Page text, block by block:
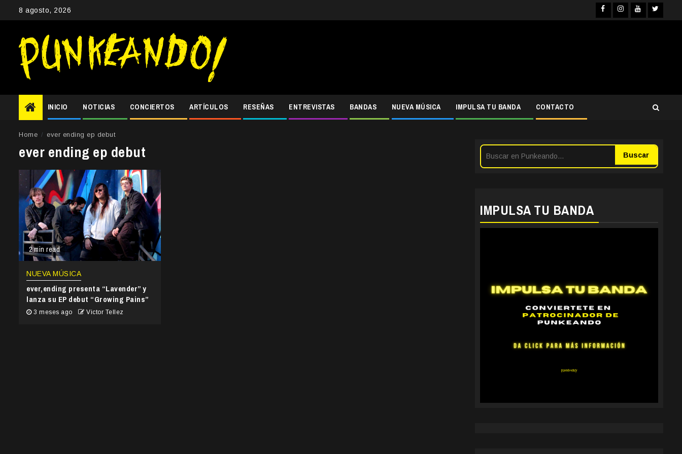
8 agosto, 2026 Facebook
Instagram
YouTubeTwitter
INICIO NOTICIAS CONCIERTOS ARTÍCULOS RESEÑAS ENTREVISTAS BANDAS NUEVA MÚSICA IMPULSA TU BANDA CONTACTO
Home ever ending ep debut
ever ending ep debut
2 min read
NUEVA MÚSICA
ever,ending presenta “Lavender” y
lanza su EP debut “Growing Pains”
3 meses ago Victor Tellez
Buscar
IMPULSA TU BANDA